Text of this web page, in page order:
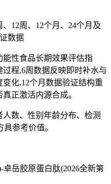
12周、12个月、24个月及
数据
性食品长期效果评估指
程,6周数据反映即时补水与
化,12个月数据验证结构重
正激活内源合成。
数、性别年龄分布、检测
参考价值。
卓岳胶原蛋白肽(2026全新第